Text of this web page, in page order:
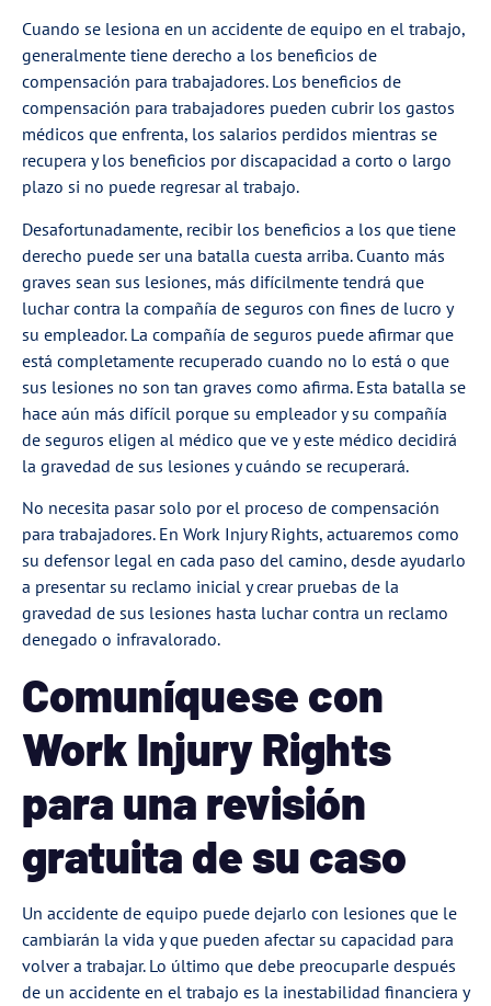
Cuando se lesiona en un accidente de equipo en el trabajo,
generalmente tiene derecho a los beneficios de
compensación para trabajadores. Los beneficios de
compensación para trabajadores pueden cubrir los gastos
médicos que enfrenta, los salarios perdidos mientras se
recupera y los beneficios por discapacidad a corto o largo
plazo si no puede regresar al trabajo.
Desafortunadamente, recibir los beneficios a los que tiene
derecho puede ser una batalla cuesta arriba. Cuanto más
graves sean sus lesiones, más difícilmente tendrá que
luchar contra la compañía de seguros con fines de lucro y
su empleador. La compañía de seguros puede afirmar que
está completamente recuperado cuando no lo está o que
sus lesiones no son tan graves como afirma. Esta batalla se
hace aún más difícil porque su empleador y su compañía
de seguros eligen al médico que ve y este médico decidirá
la gravedad de sus lesiones y cuándo se recuperará.
No necesita pasar solo por el proceso de compensación
para trabajadores. En Work Injury Rights, actuaremos como
su defensor legal en cada paso del camino, desde ayudarlo
a presentar su reclamo inicial y crear pruebas de la
gravedad de sus lesiones hasta luchar contra un reclamo
denegado o infravalorado.
Comuníquese con
Work Injury Rights
para una revisión
gratuita de su caso
Un accidente de equipo puede dejarlo con lesiones que le
cambiarán la vida y que pueden afectar su capacidad para
volver a trabajar. Lo último que debe preocuparle después
de un accidente en el trabajo es la inestabilidad financiera y